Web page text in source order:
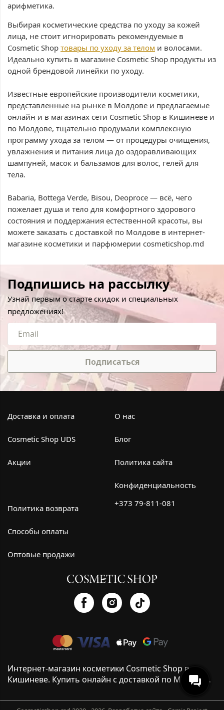
арифметика.
Выбирая косметические средства по уходу за кожей
лица, не стоит игнорировать рекомендуемые в
Cosmetic Shop товары по уходу за телом и волосами.
Идеально купить в магазине Cosmetic Shop продукты из
одной брендовой линейки по уходу.
Известные европейские производители косметики,
представленные на рынке в Молдове и предлагаемые
онлайн и в магазинах сети Cosmetic Shop в Кишиневе и
по Молдове, тщательно продумали комплексную
программу ухода за телом — от процедуры очищения,
увлажнения и питания лица до оздоравливающих
шампуней, масок и бальзамов для волос, гелей для
тела.
Babaria, Bottega Verde, Bisou, Deoproce — всё, чего
пожелает душа и тело для комфортного здорового
состояния и поддержания естественной красоты, вы
можете заказать с доставкой по Молдове в интернет-
магазине косметики и парфюмерии cosmeticshop.md
Подпишись на рассылку
Узнай первым о старте скидок и специальных
предложениях!
Подписаться
Доставка и оплата
Cosmetic Shop UDS
Акции
О нас
Блог
Политика сайта
Конфиденциальность
Политика возврата
Способы оплаты
Оптовые продажи
+373 79-811-081
Интернет-магазин косметики Cosmetic Shop в
Кишиневе. Купить онлайн с доставкой по Молдове.